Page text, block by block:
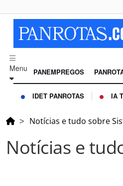
Menu PANEMPREGOS
IDET PANROTAS IA
Notícias e tudo sobre
Notícias e